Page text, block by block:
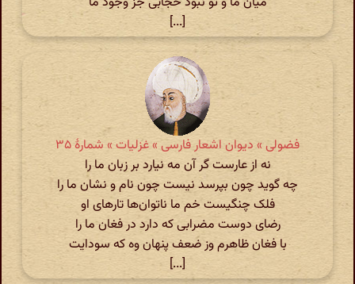
[...]
فضولی » دیوان اشعار فارسی » غزلیات » شمارهٔ ۳۵
نه از عارست گر آن مه نیارد بر زبان ما را
چه گوید چون بپرسد نیست چون نام و نشان ما را
فلک چنگیست خم ما ناتوان‌ها تارهای او
رضای دوست مضرابی که دارد در فغان ما را
با فغان ظاهرم وز ضعف پنهان وه که سودایت
[...]